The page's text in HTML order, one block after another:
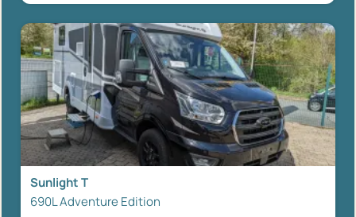
Sunlight T
690L Adventure Edition